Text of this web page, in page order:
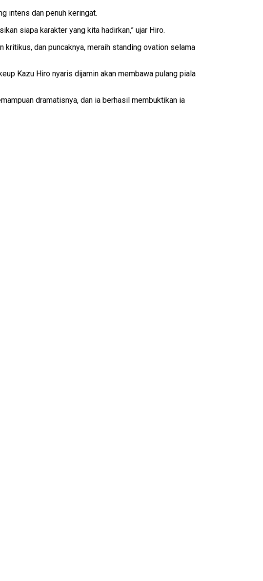
intens dan penuh keringat.
siapa karakter yang kita hadirkan,” ujar Hiro.
dan puncaknya, meraih standing ovation selama
Kazu Hiro nyaris dijamin akan membawa pulang piala
dramatisnya, dan ia berhasil membuktikan ia